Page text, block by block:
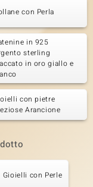
con Perla
in 925
sterling
in oro giallo e
con pietre
Arancione
Gioielli con Perle